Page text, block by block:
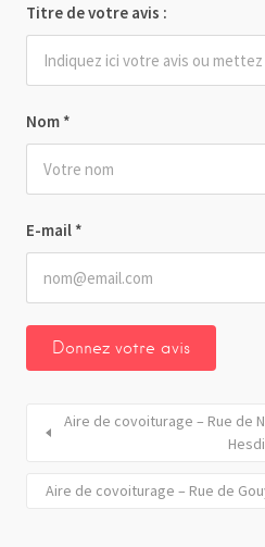
Nom *
E-mail *
Titre de votre avis :
Aire de covoiturage – Rue de
Aire de covoiturage – Rue de